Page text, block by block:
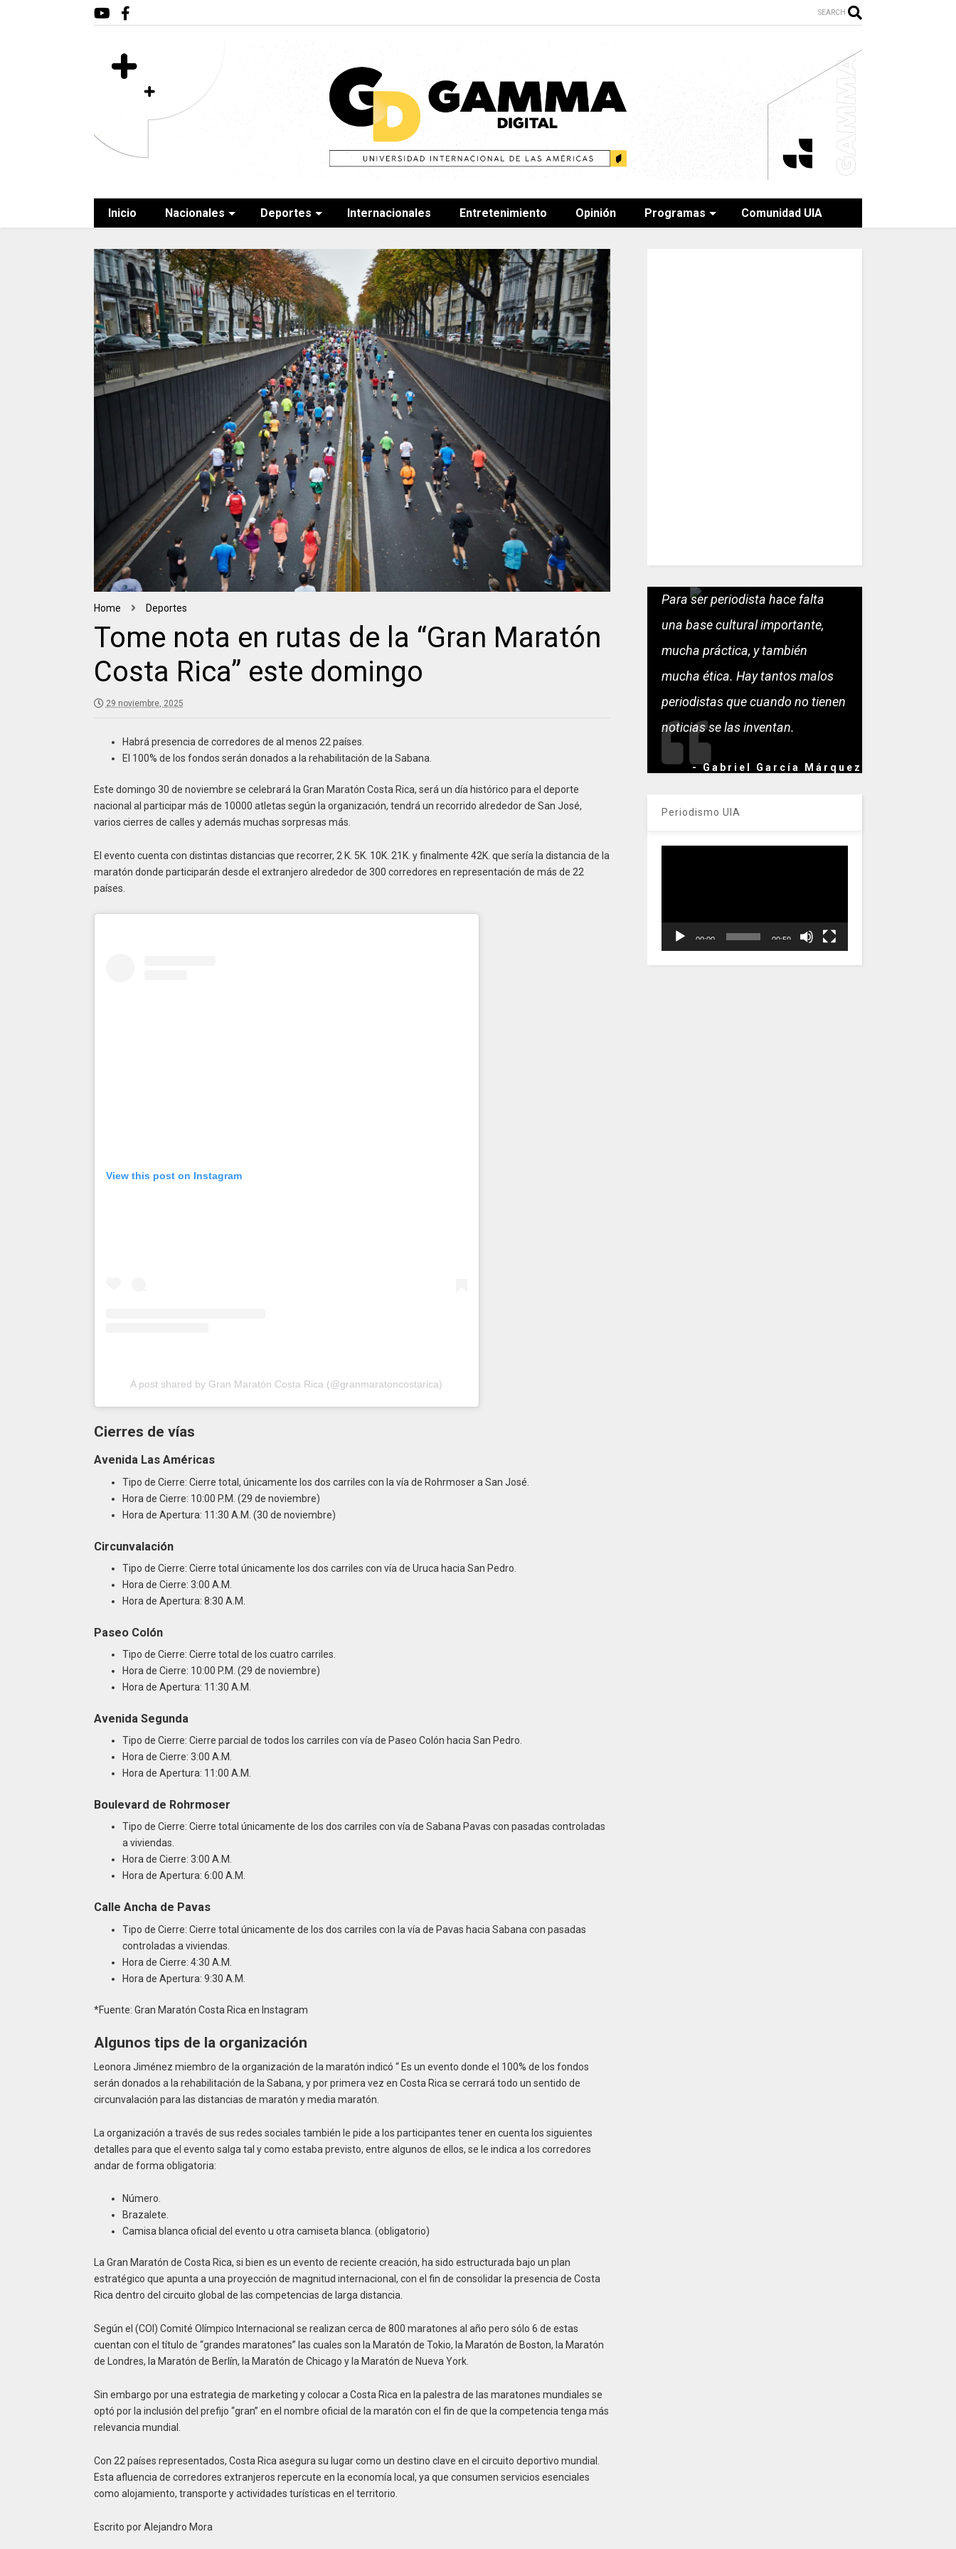
SEARCH
Inicio Nacionales Deportes Internacionales Entretenimiento Opinión Programas Comunidad UIA
Home Deportes
Tome nota en rutas de la “Gran Maratón
Costa Rica” este domingo
29 noviembre, 2025
Habrá presencia de corredores de al menos 22 países.
El 100% de los fondos serán donados a la rehabilitación de la Sabana.
Este domingo 30 de noviembre se celebrará la Gran Maratón Costa Rica, será un día histórico para el deporte
nacional al participar más de 10000 atletas según la organización, tendrá un recorrido alrededor de San José,
varios cierres de calles y además muchas sorpresas más.
El evento cuenta con distintas distancias que recorrer, 2 K. 5K. 10K. 21K. y finalmente 42K. que sería la distancia de la
maratón donde participarán desde el extranjero alrededor de 300 corredores en representación de más de 22
países.
View this post on Instagram
A post shared by Gran Maratón Costa Rica (@granmaratoncostarica)
Cierres de vías
Avenida Las Américas
Tipo de Cierre: Cierre total, únicamente los dos carriles con la vía de Rohrmoser a San José.
Hora de Cierre: 10:00 P.M. (29 de noviembre)
Hora de Apertura: 11:30 A.M. (30 de noviembre)
Circunvalación
Tipo de Cierre: Cierre total únicamente los dos carriles con vía de Uruca hacia San Pedro.
Hora de Cierre: 3:00 A.M.
Hora de Apertura: 8:30 A.M.
Paseo Colón
Tipo de Cierre: Cierre total de los cuatro carriles.
Hora de Cierre: 10:00 P.M. (29 de noviembre)
Hora de Apertura: 11:30 A.M.
Avenida Segunda
Tipo de Cierre: Cierre parcial de todos los carriles con vía de Paseo Colón hacia San Pedro.
Hora de Cierre: 3:00 A.M.
Hora de Apertura: 11:00 A.M.
Boulevard de Rohrmoser
Tipo de Cierre: Cierre total únicamente de los dos carriles con vía de Sabana Pavas con pasadas controladas
a viviendas.
Hora de Cierre: 3:00 A.M.
Hora de Apertura: 6:00 A.M.
Calle Ancha de Pavas
Tipo de Cierre: Cierre total únicamente de los dos carriles con la vía de Pavas hacia Sabana con pasadas
controladas a viviendas.
Hora de Cierre: 4:30 A.M.
Hora de Apertura: 9:30 A.M.
*Fuente: Gran Maratón Costa Rica en Instagram
Algunos tips de la organización
Leonora Jiménez miembro de la organización de la maratón indicó “ Es un evento donde el 100% de los fondos
serán donados a la rehabilitación de la Sabana, y por primera vez en Costa Rica se cerrará todo un sentido de
circunvalación para las distancias de maratón y media maratón.
La organización a través de sus redes sociales también le pide a los participantes tener en cuenta los siguientes
detalles para que el evento salga tal y como estaba previsto, entre algunos de ellos, se le indica a los corredores
andar de forma obligatoria:
Número.
Brazalete.
Camisa blanca oficial del evento u otra camiseta blanca. (obligatorio)
La Gran Maratón de Costa Rica, si bien es un evento de reciente creación, ha sido estructurada bajo un plan
estratégico que apunta a una proyección de magnitud internacional, con el fin de consolidar la presencia de Costa
Rica dentro del circuito global de las competencias de larga distancia.
Según el (COI) Comité Olímpico Internacional se realizan cerca de 800 maratones al año pero sólo 6 de estas
cuentan con el título de “grandes maratones” las cuales son la Maratón de Tokio, la Maratón de Boston, la Maratón
de Londres, la Maratón de Berlín, la Maratón de Chicago y la Maratón de Nueva York.
Sin embargo por una estrategia de marketing y colocar a Costa Rica en la palestra de las maratones mundiales se
optó por la inclusión del prefijo “gran” en el nombre oficial de la maratón con el fin de que la competencia tenga más
relevancia mundial.
Con 22 países representados, Costa Rica asegura su lugar como un destino clave en el circuito deportivo mundial.
Esta afluencia de corredores extranjeros repercute en la economía local, ya que consumen servicios esenciales
como alojamiento, transporte y actividades turísticas en el territorio.
Escrito por Alejandro Mora
Para ser periodista hace falta
una base cultural importante,
mucha práctica, y también
mucha ética. Hay tantos malos
periodistas que cuando no tienen
noticias se las inventan.
- Gabriel García Márquez
Periodismo UIA
00:00 00:59